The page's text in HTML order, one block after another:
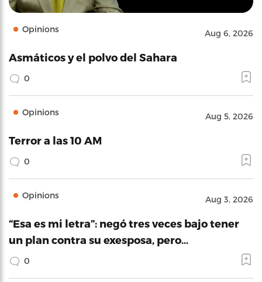
Opinions Aug 6, 2026
Asmáticos y el polvo del Sahara
0
Opinions Aug 5, 2026
Terror a las 10 AM
0
Opinions Aug 3, 2026
“Esa es mi letra”: negó tres veces bajo tener
un plan contra su exesposa, pero…
0